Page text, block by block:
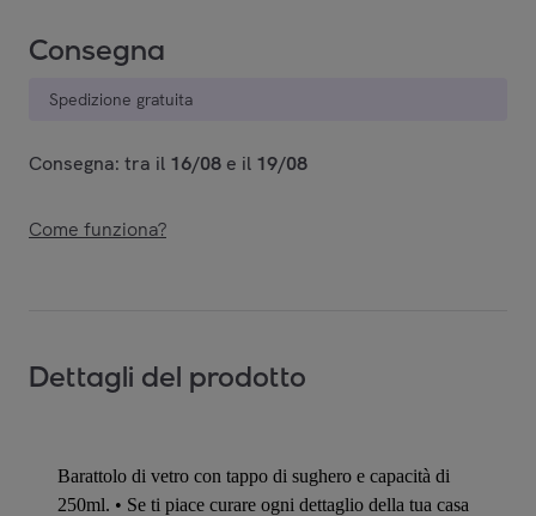
Consegna
Spedizione gratuita
Consegna: tra il 16/08 e il 19/08
Come funziona?
Dettagli del prodotto
Barattolo di vetro con tappo di sughero e capacità di
250ml. • Se ti piace curare ogni dettaglio della tua casa